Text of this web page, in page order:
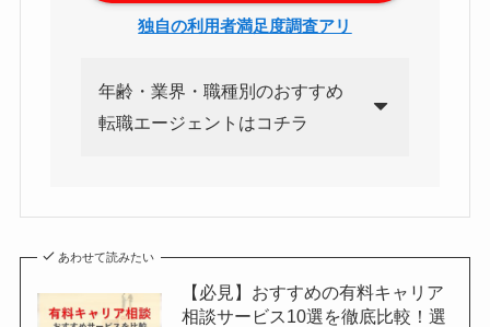
独自の利用者満足度調査アリ
年齢・業界・職種別のおすすめ
転職エージェントはコチラ
あわせて読みたい
【必見】おすすめの有料キャリア
相談サービス10選を徹底比較！選